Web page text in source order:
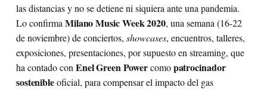
las distancias y no se detiene ni siquiera ante una pandemia.
Lo confirma Milano Music Week 2020, una semana (16-22
de noviembre) de conciertos, showcases, encuentros, talleres,
exposiciones, presentaciones, por supuesto en streaming, que
ha contado con Enel Green Powercomopatrocinador
sostenibleoficial, para compensar el impacto del gas